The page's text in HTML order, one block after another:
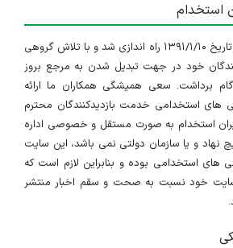
استخدام
سایت ایران استخدام در تاریخ ۱۳۹۱/۱/۱۰ راه اندازی شد و با تلاش گروهی
خود در جهت تبدیل شدن به مرجع بروز
برداشت. سعی همیشگی همکاران ما ارائه
های استخدامی خدمت بازدیدکنندگان محترم
استخدام به صورت مستقل و خصوصی اداره
نهاد و یا سازمان دولتی نمی باشد، این سایت
های استخدامی بوده و بنابراین لازم است که
سایت خود نسبت به صحت و سقم اخبار منتشر